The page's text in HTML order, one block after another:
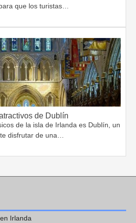
que los turistas…
de Dublín
de la isla de Irlanda es Dublín, un
disfrutar de una…
Irlanda